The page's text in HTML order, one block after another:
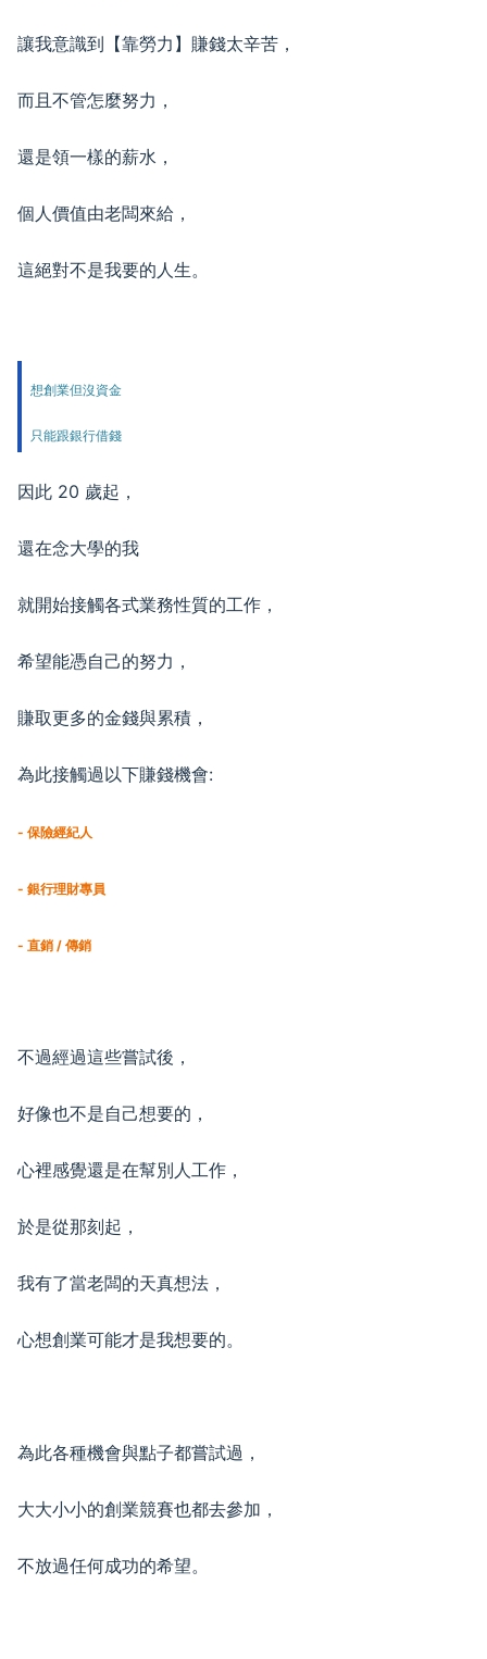
讓我意識到【靠勞力】賺錢太辛苦，
而且不管怎麼努力，
還是領一樣的薪水，
個人價值由老闆來給，
這絕對不是我要的人生。
想創業但沒資金
只能跟銀行借錢
因此 20 歲起，
還在念大學的我
就開始接觸各式業務性質的工作，
希望能憑自己的努力，
賺取更多的金錢與累積，
為此接觸過以下賺錢機會:
- 保險經紀人
- 銀行理財專員
- 直銷 / 傳銷
不過經過這些嘗試後，
好像也不是自己想要的，
心裡感覺還是在幫別人工作，
於是從那刻起，
我有了當老闆的天真想法，
心想創業可能才是我想要的。
為此各種機會與點子都嘗試過，
大大小小的創業競賽也都去參加，
不放過任何成功的希望。